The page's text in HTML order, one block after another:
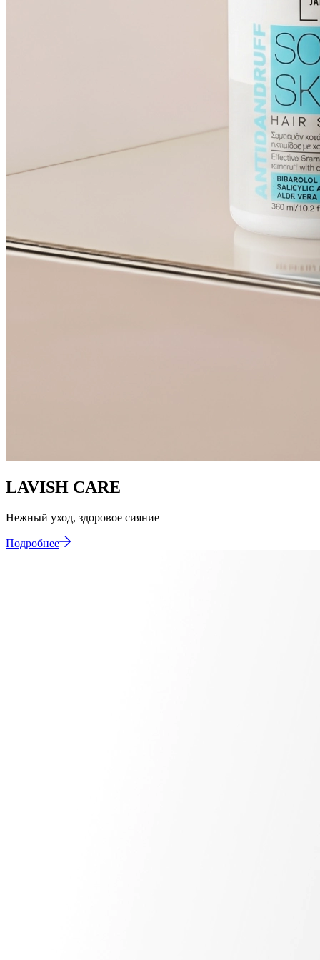
LAVISH CARE
Нежный уход, здоровое сияние
Подробнее